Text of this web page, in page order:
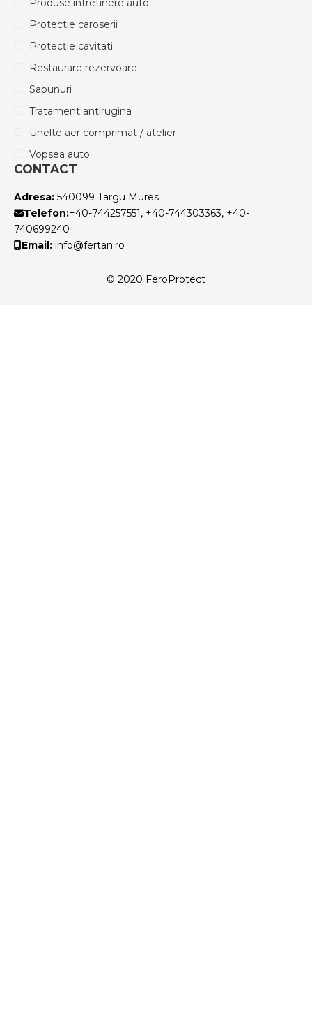
Produse intretinere auto
Protectie caroserii
Protecție cavitati
Restaurare rezervoare
Sapunuri
Tratament antirugina
Unelte aer comprimat / atelier
Vopsea auto
CONTACT
Adresa: 540099 Targu Mures
Telefon:+40-744257551, +40-744303363, +40-
740699240
Email: info@fertan.ro
© 2020 FeroProtect